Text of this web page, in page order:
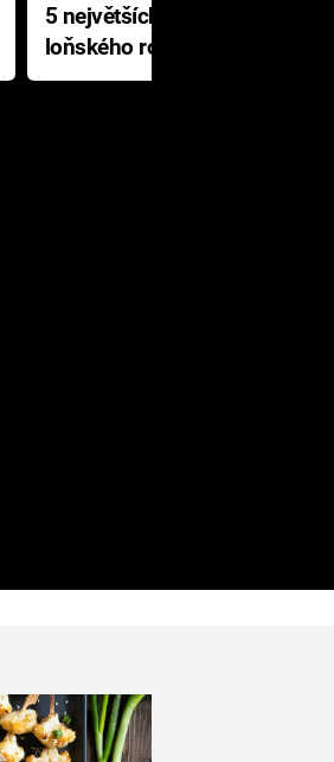
5 největších propadáků
loňského roku: Disney na
jediné katastrofě prodělal 200